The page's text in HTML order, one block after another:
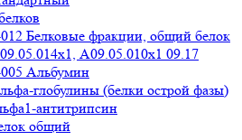
Белковые фракции, общий белок
А09.05.010х1 09.17
Альбумин
глобулины (белки острой фазы)
антитрипсин
общий